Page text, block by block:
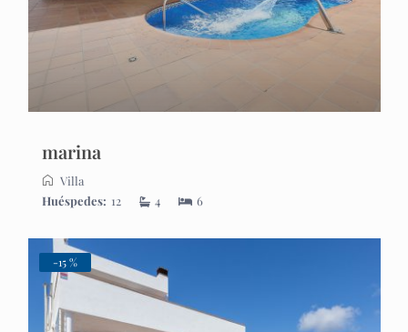
marina
Villa
Huéspedes: 12 4 6
-15 %